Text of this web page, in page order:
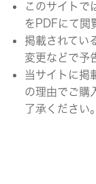
このサイトで
をPDFにて閲
掲載されてい
変更などで予
当サイトに掲
の理由でご購
了承ください。